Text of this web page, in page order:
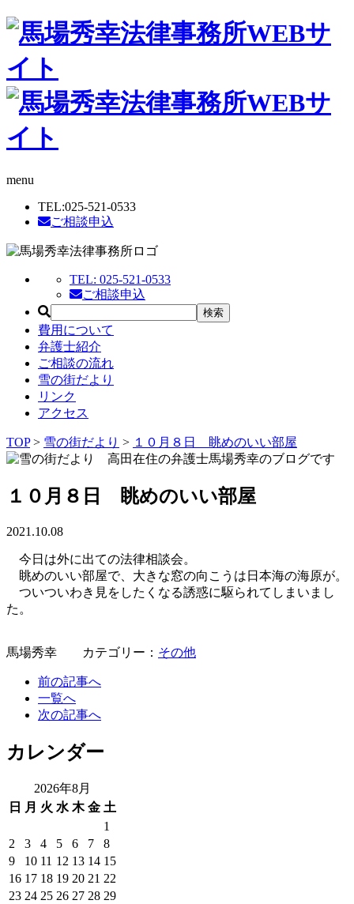
menu
TEL:025-521-0533
ご相談申込
TEL: 025-521-0533
ご相談申込
費用について
弁護士紹介
ご相談の流れ
雪の街だより
リンク
アクセス
TOP> 雪の街だより > １０月８日 眺めのいい部屋
１０月８日 眺めのいい部屋
2021.10.08
今日は外に出ての法律相談会。
眺めのいい部屋で、大きな窓の向こうは日本海の海原が。
ついついわき見をしたくなる誘惑に駆られてしまいまし
た。
馬場秀幸 カテゴリー： その他
前の記事へ
一覧へ
次の記事へ
カレンダー
2026年8月
日
月 火 水 木 金 土
1
2
3 4 5 6 7
8
9
10 11 12 13 14 15
16 17 18 19 20 21 22
23 24 25 26 27 28 29